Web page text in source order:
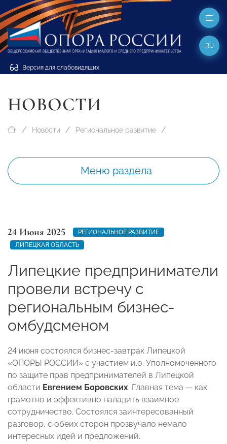
Версия для слабовидящих
RU
НОВОСТИ
Новости Региональное развитие
Меню раздела
24 Июня 2025
РЕГИОНАЛЬНОЕ РАЗВИТИЕ
ЛИПЕЦКАЯ ОБЛАСТЬ
Липецкие предприниматели
провели встречу с
региональным бизнес-
омбудсменом
24 июня состоялся бизнес-завтрак Липецкой
«ОПОРЫ РОССИИ» с участием и.о. Уполномоченного
по защите прав предпринимателей в Липецкой
области Евгением Боровских. Главная тема — как
грамотно и эффективно наладить взаимное
сотрудничество. Состоялся заинтересованный
разговор, с обеих сторон прозвучало немало
интересных идей и предложений.